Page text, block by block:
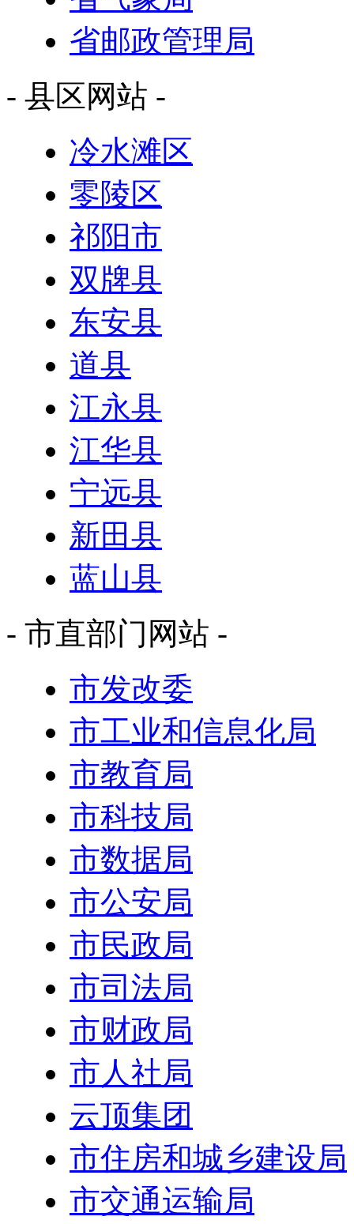
省邮政管理局
- 县区网站 -
冷水滩区
零陵区
祁阳市
双牌县
东安县
道县
江永县
江华县
宁远县
新田县
蓝山县
- 市直部门网站 -
市发改委
市工业和信息化局
市教育局
市科技局
市数据局
市公安局
市民政局
市司法局
市财政局
市人社局
云顶集团
市住房和城乡建设局
市交通运输局